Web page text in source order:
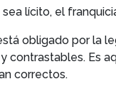
lícito, el
obligado por la
contrastables. Es
correctos.